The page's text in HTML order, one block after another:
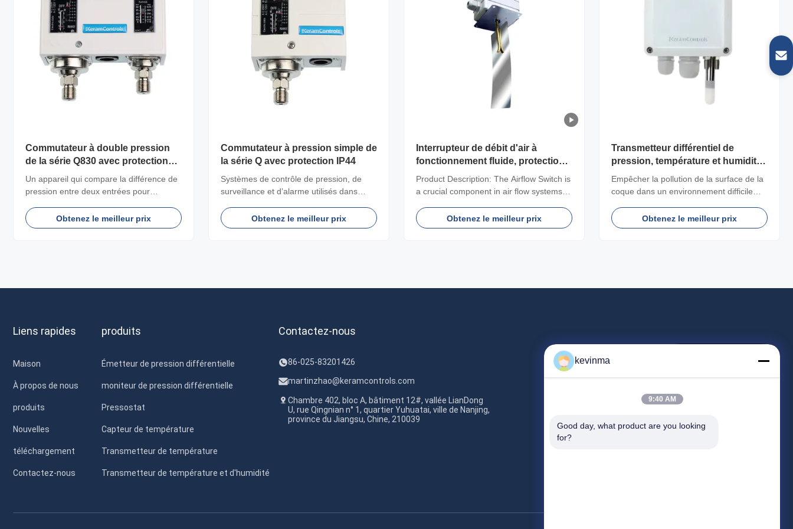
Commutateur à double pression
de la série Q830 avec protection
IP44 et large plage de température
pour applications industrielles
Un appareil qui compare la différence de
pression entre deux entrées pour
externe. Obtenez le meilleur prix
Commutateur à pression simple de
la série Q avec protection IP44
Systèmes de contrôle de pression, de
surveillance et d’alarme utilisés dans
Obtenez le meilleur prix
Interrupteur de débit d'air à
fonctionnement fluide, protection
IP65 pour applications
industrielles
Product Description: The Airflow Switch is
a crucial component in air flow systems,
of air and non-corrosive gases in various
industrial applications. With its reliable
Obtenez le meilleur prix
Transmetteur différentiel de
pression, température et humidité
KTHP100
Empêcher la pollution de la surface de la
coque dans un environnement difficile
Obtenez le meilleur prix
Liens rapides
Maison
À propos de nous
produits
Nouvelles
téléchargement
Contactez-nous
produits
Émetteur de pression différentielle
moniteur de pression différentielle
Pressostat
Capteur de température
Transmetteur de température
Transmetteur de température et d'humidité
Contactez-nous
86-025-83201426
martinzhao@keramcontrols.com
Chambre 402, bloc A, bâtiment 12#, vallée LianDong
U, rue Qingnian n° 1, quartier Yuhuatai, ville de Nanjing,
province du Jiangsu, Chine, 210039
kevinma
9:40 AM
Good day, what product are you looking
for?